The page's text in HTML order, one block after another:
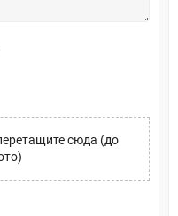
сюда (до